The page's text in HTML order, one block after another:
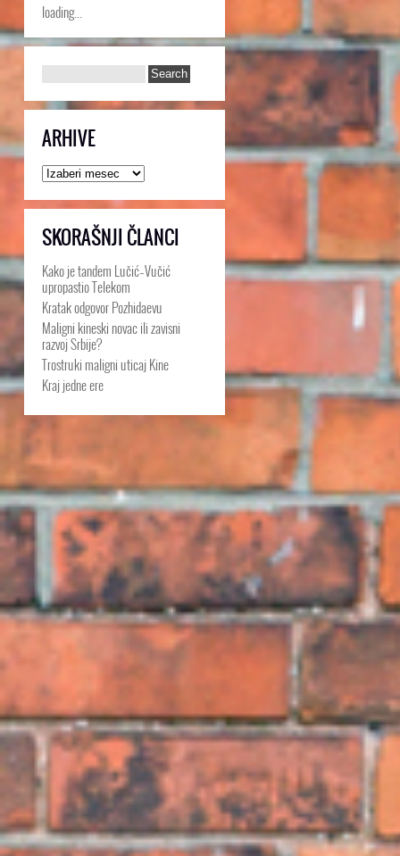
loading...
ARHIVE
Arhive
SKORAŠNJI ČLANCI
Kako je tandem Lučić–Vučić
upropastio Telekom
Kratak odgovor Pozhidaevu
Maligni kineski novac ili zavisni
razvoj Srbije?
Trostruki maligni uticaj Kine
Kraj jedne ere